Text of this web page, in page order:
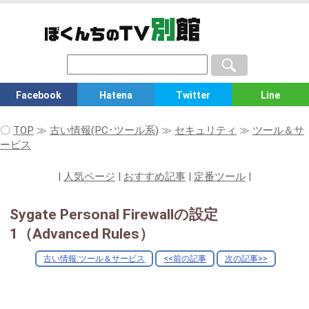
Facebook Hatena Twitter Line
〇 TOP ≫ 古い情報(PC･ツール系) ≫ セキュリティ ≫ ツール＆サ
ービス
| 人気ページ | おすすめ記事 | 定番ツール |
Sygate Personal Firewallの設定
1（Advanced Rules）
古い情報:ツール＆サービス <<前の記事 次の記事>>